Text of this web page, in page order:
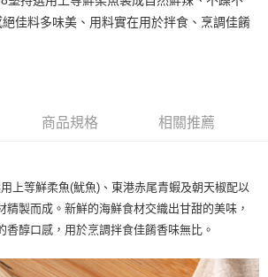
彰化商業銀行
台北富邦商業銀行
永豐商業銀行
彰化商業銀行
遠東國際商業銀行
中國信託商業銀行
NT$29 21家銀行
台中商業銀行
華泰商業銀行
星展（台灣）商業銀行
中國信託商業銀行
供，台灣大哥大用戶可立即使用無須另外申請。
佳料多味美、用料實在用於拌食、烹調佳餚
商品規格 相關推薦
上等鮮柔魚(魷魚)、東港赤尾青蝦及朝天椒配以
精製而成。新鮮的海鮮食材交織出甘甜的美味，
香醇口感，用於烹調拌食佳餚香味無比。